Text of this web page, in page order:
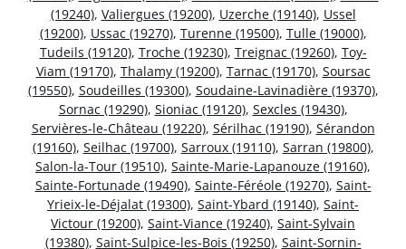
(19240), Valiergues (19200), Uzerche (19140), Ussel
(19200), Ussac (19270), Turenne (19500), Tulle (19000),
Tudeils (19120), Troche (19230), Treignac (19260), Toy-
Viam (19170), Thalamy (19200), Tarnac (19170), Soursac
(19550), Soudeilles (19300), Soudaine-Lavinadière (19370),
Sornac (19290), Sioniac (19120), Sexcles (19430),
Servières-le-Château (19220), Sérilhac (19190), Sérandon
(19160), Seilhac (19700), Sarroux (19110), Sarran (19800),
Salon-la-Tour (19510), Sainte-Marie-Lapanouze (19160),
Sainte-Fortunade (19490), Sainte-Féréole (19270), Saint-
Yrieix-le-Déjalat (19300), Saint-Ybard (19140), Saint-
Victour (19200), Saint-Viance (19240), Saint-Sylvain
(19380), Saint-Sulpice-les-Bois (19250), Saint-Sornin-